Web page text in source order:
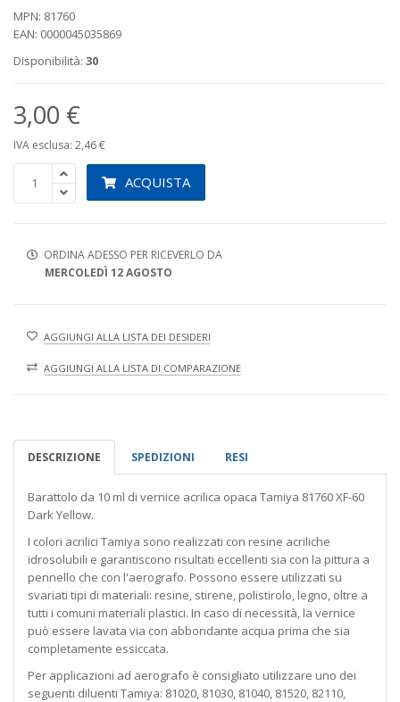
MPN: 81760
EAN: 0000045035869
Disponibilità: 30
3,00 €
IVA esclusa: 2,46 €
ACQUISTA
ORDINA ADESSO PER RICEVERLO DA
MERCOLEDÌ 12 AGOSTO
AGGIUNGI ALLA LISTA DEI DESIDERI
AGGIUNGI ALLA LISTA DI COMPARAZIONE
DESCRIZIONE SPEDIZIONI RESI
Barattolo da 10 ml di vernice acrilica opaca Tamiya 81760 XF-60
Dark Yellow.
I colori acrilici Tamiya sono realizzati con resine acriliche
idrosolubili e garantiscono risultati eccellenti sia con la pittura a
pennello che con l'aerografo. Possono essere utilizzati su
svariati tipi di materiali: resine, stirene, polistirolo, legno, oltre a
tutti i comuni materiali plastici. In caso di necessità, la vernice
può essere lavata via con abbondante acqua prima che sia
completamente essiccata.
Per applicazioni ad aerografo è consigliato utilizzare uno dei
seguenti diluenti Tamiya: 81020, 81030, 81040, 81520, 82110,